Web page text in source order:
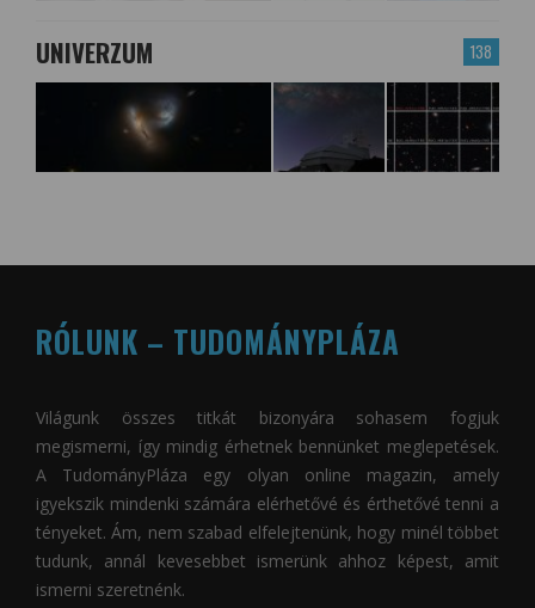
138
UNIVERZUM
RÓLUNK – TUDOMÁNYPLÁZA
Világunk összes titkát bizonyára sohasem fogjuk
megismerni, így mindig érhetnek bennünket meglepetések.
A TudományPláza egy olyan online magazin, amely
igyekszik mindenki számára elérhetővé és érthetővé tenni a
tényeket. Ám, nem szabad elfelejtenünk, hogy minél többet
tudunk, annál kevesebbet ismerünk ahhoz képest, amit
ismerni szeretnénk.